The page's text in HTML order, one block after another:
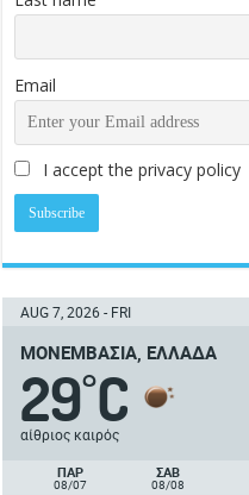
Email
I accept the privacy policy
AUG 7, 2026 - FRI
ΜΟΝΕΜΒΑΣΙΆ, ΕΛΛΆΔΑ
29°C
αίθριος καιρός
ΠΑΡ
08/07
ΣΑΒ
08/08